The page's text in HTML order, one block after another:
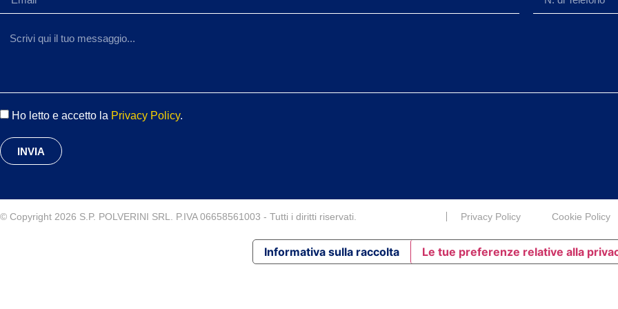
Ho letto e accetto la Privacy Policy.
INVIA
© Copyright 2026 S.P. POLVERINI SRL. P.IVA 06658561003 - Tutti i diritti riservati. Privacy Policy Cookie Policy
Informativa sulla raccolta Le tue preferenze relative alla